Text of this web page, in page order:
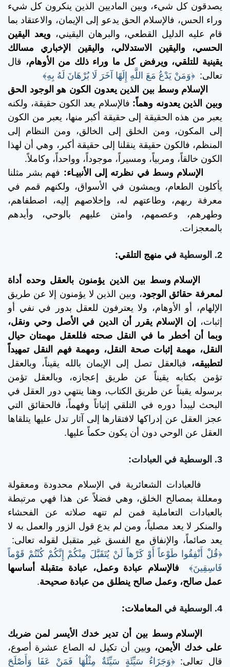
يصدقون كل شيء، وبين الماديين الذين ينكرون كل شيء
وراء الحس، فالإسلام الحق يدعو إلى الإيمان، والاعتقاد بما
قام عليه الدليل القطعي، والبرهان اليقيني، ويعد اليقين
الحسي، واليقين الاستدلالي، واليقين الإخباري مسالك
يقينية للتلقي، ويرفض كل ما وراء ذلك من الأوهام، قال
تعالى: ﴿وَمَنْ يَدْعُ مَعَ اللَّهِ إِلَهًا آخَرَ لَا بُرْهَانَ لَهُ بِهِ﴾
الإسلام وسط بين الذين يعدون الكون هو الوجود الحق
وبين الذين يعدونه وهماً: فالإسلام يعد الكون حقيقة، ولكنه
يعبر من هذه الحقيقة إلى حقيقة أكبر منها، يعبر من الكون
إلى المكون، ومن الخلق إلى الخالق، ومن النظام إلى
المنظم، فالكون حقيقة ينقلنا إلى حقيقة أكبر، وهي أن لهذا
الكون خالقاً، ومربياً، ومسيراً، موجوداً، وواحداً، وكاملاً.
الإسلام وسط في نظرته إلى الأنبيـاء: فهم بشر مثلنا
يأكلون الطعام، ويمشون في الأسواق، ولكنهم قمم في
معرفة ربهم، وطاعتهم له، وإخلاصهم إليه، اصطفاهم،
وطهرهم، وعصمهم، وامتن عليهم بالوحي، وأيدهم
بالمعجزات.
2. الوسطية في منهج التلقي:
الإسلام وسط بين الذين يؤمنون بالعقل وحده أداة
لمعرفة حقائق الوجود، وبين الذين لا يؤمنون إلا عن طريق
الإلهام، أو الأوهام، ولا يعترفون للعقل بدور في نفي أو
إثبات،
إن الإسلام يقرر أن الدين في الأصل وحي ونقل،
وبما أن أخطر ما في النقل صحته فللعقل مهمتان حيال
النقل، مهمة إثبات صحة النقل، ومهمة فهم النقل تمهيداً
لتطبيقه، فبالعقل تصل إلى الإيمان بالله يقيناً، وبالعقل
تؤمن بكتابه يقيناً عن طريق إعجازه، وبالعقل تؤمن
برسوله يقيناً عن طريق الكتاب، وهنا ينتهي دور العقل في
البحث ليبدأ دوره في التلقي إثباتاً وفهماً، فالحقائق التي
عجز العقل عن إدراكها لافتقارها إلى آثار تدل عليها يتلقاها
العقل عن الوحي دون أن يكون حكماً عليها.
3. الوسطية في العبادات:
فالعبادات الشعائرية في الإسلام محدودة ومعقولة
ومعللة بمصالح الخلق، وهي فضلاً عن هذا فهي مرتبطة
بالعبادات التعاملية فمن لم تنهه صلاته عن الفحشاء
والمنكر لا يعد مصلياً، ومن لم يدع قول الزور والعمل به لا
يعد صائماً، والإنفاق مع الفسق غير متقبل لقوله تعالى:
﴿قُلْ أَنْفِقُوا طَوْعاً أَوْ كَرْهاً لَنْ يُتَقَبَّلَ مِنْكُمْ إِنَّكُمْ كُنْتُمْ قَوْماً
فَاسِقِينَ﴾
فالإسلام عبادة وعمل، عبادة متقبلة أساسها
عمل صالح، وعمل صالح ينطلق من عبادة صحيحة.
4. الوسطية في المعاملات:
الإسلام وسط بين أن تدير خدك الأيسر لمن ضربك
على خدك الأيمن، وبين أن تكيل له الصاع عشرة أصوع،
قال تعالى: ﴿وَجَزَاءُ سَيِّئَةٍ سَيِّئَةٌ مِثْلُهَا فَمَنْ عَفَا وَأَصْلَحَ